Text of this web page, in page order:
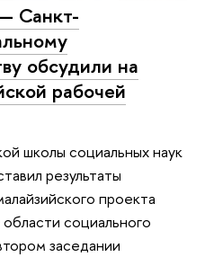
Санкт-
обсудили на
рабочей
школы социальных наук
результаты
проекта
социального
заседании